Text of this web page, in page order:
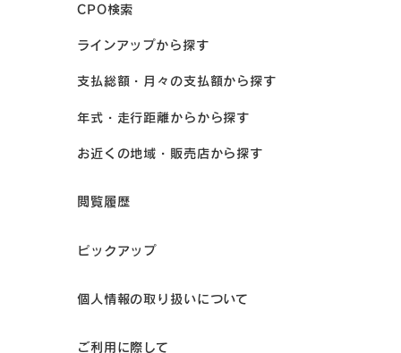
CPO検索
ラインアップから探す
支払総額・月々の支払額から探す
年式・走行距離からから探す
お近くの地域・販売店から探す
閲覧履歴
ピックアップ
個人情報の取り扱いについて
ご利用に際して